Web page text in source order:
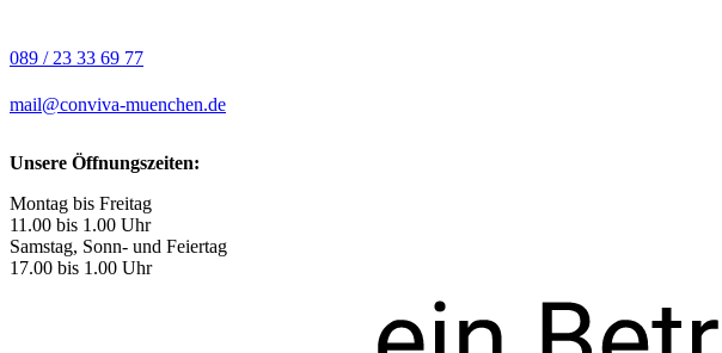
089 / 23 33 69 77
mail@conviva-muenchen.de
Unsere Öffnungszeiten:
Montag bis Freitag
11.00 bis 1.00 Uhr
Samstag, Sonn- und Feiertag
17.00 bis 1.00 Uhr